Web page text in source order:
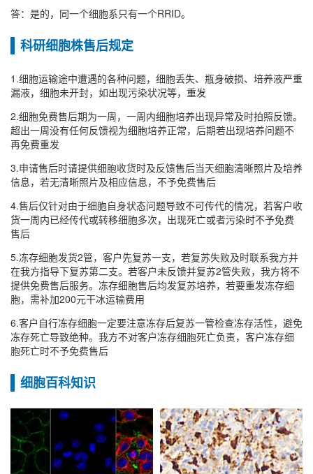
答：是的，同一个细胞系只有一个RRID。
科研细胞株售后规定
1.细胞运输途中遭遇的各种问题，细胞丢失、瓶身破损、培养液严重
漏液，细胞未开封，如出现污染状况等，重发
2.细胞免费售后期为一周，一周内细胞培养出现异常及时拍照反馈。
超出一周没有任何反馈视为细胞培养正常，后期若出现培养问题不
再免费重发
3.申请售后时请提供细胞收货时及反馈售后当天细胞清晰照片及培养
信息，若无清晰照片及相应信息，不予免费售后
4.售后仅针对由于细胞自身状态问题导致不可传代的情况，若客户收
货一周内已经传代或转移细胞多次，出现死亡或者污染时不予免费
售后
5.冻存细胞发货2管，客户先复苏一支，若复苏失败及时联系我方并
在我方指导下复苏第二支。若客户未反馈并复苏2管失败，我方将不
提供免费售后服务。冻存细胞售后均发复苏培养，若要重发冻存细
胞，需补加200元干冰运输费用
6.客户自行冻存细胞一定要注意冻存后复苏一管检查冻存活性，避免
冻存死亡导致绝种。我方不对客户冻存细胞死亡负责，客户冻存细
胞死亡时不予免费售后
细胞百科知识